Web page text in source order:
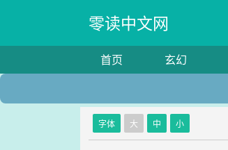
零读中文网
首页 玄幻
字体 大 中 小